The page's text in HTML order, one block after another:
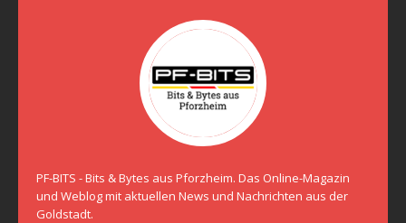
PF-BITS - Bits & Bytes aus Pforzheim. Das Online-Magazin
und Weblog mit aktuellen News und Nachrichten aus der
Goldstadt.